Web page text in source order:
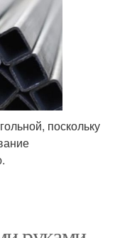
поскольку